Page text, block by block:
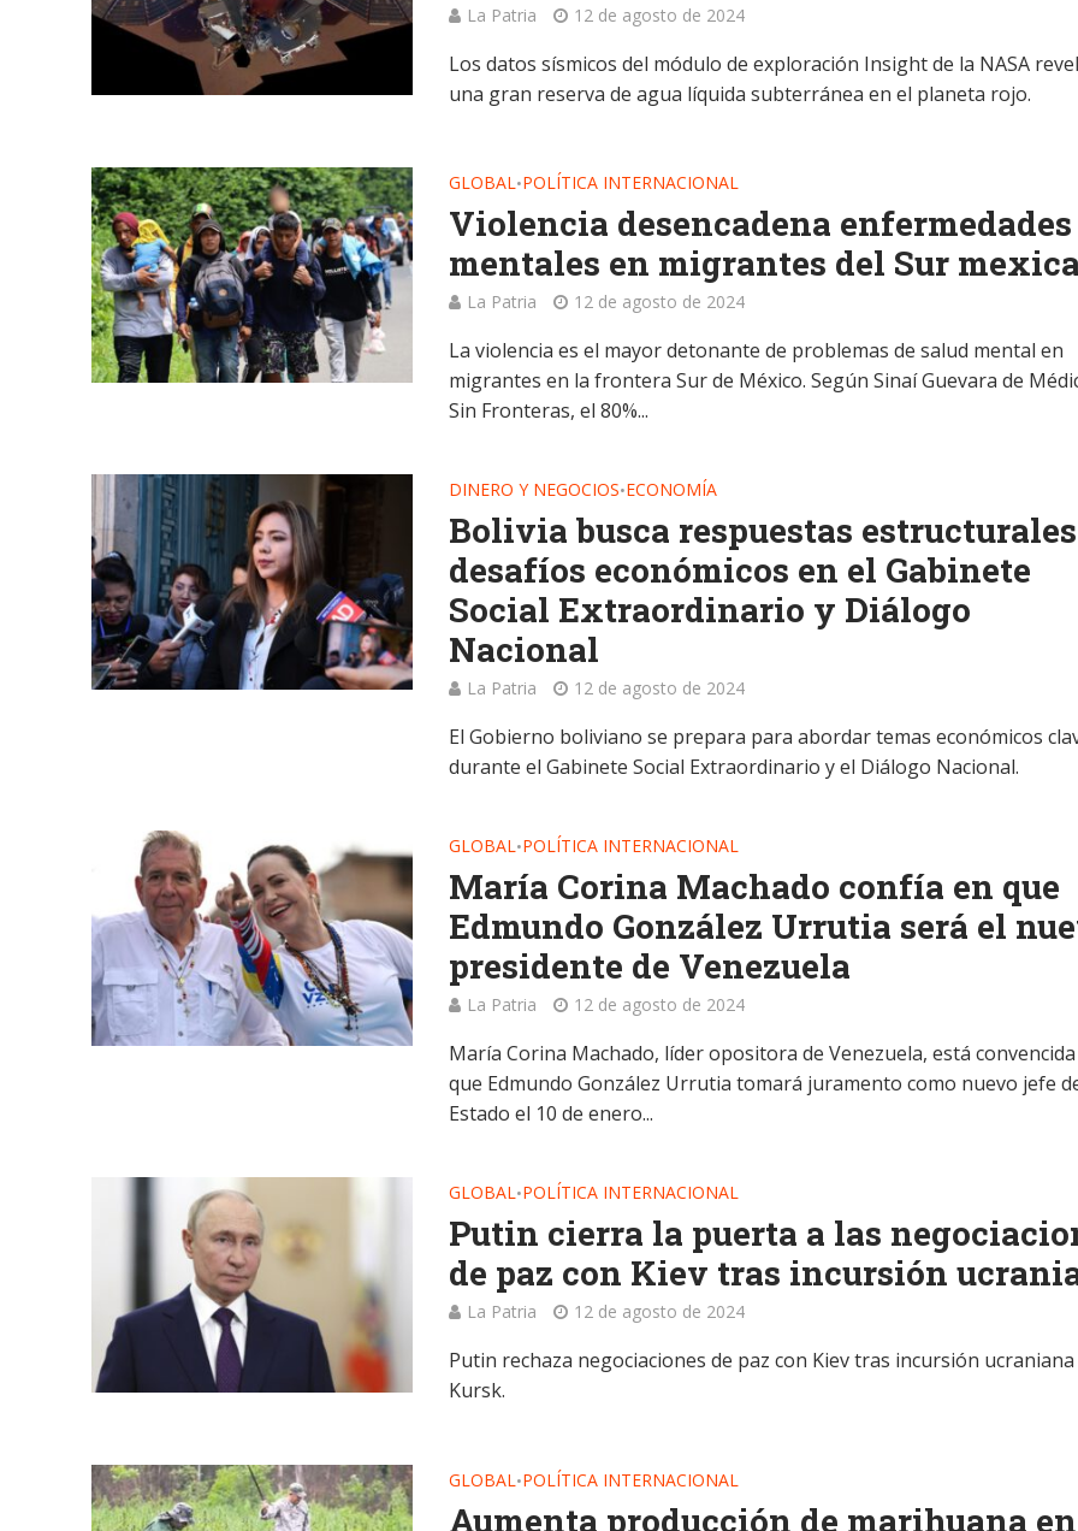
La Patria 12 de agosto de 2024
Los datos sísmicos del módulo de exploración Insight de la NASA
una gran reserva de agua líquida subterránea en el planeta rojo.
GLOBAL•POLÍTICA INTERNACIONAL
Violencia desencadena enfermedades
mentales en migrantes del Sur
La Patria 12 de agosto de 2024
La violencia es el mayor detonante de problemas de salud mental en
migrantes en la frontera Sur de México. Según Sinaí Guevara de
Sin Fronteras, el 80%...
DINERO Y NEGOCIOS•ECONOMÍA
Bolivia busca respuestas
desafíos económicos en el Gabinete
Social Extraordinario y Diálogo
Nacional
La Patria 12 de agosto de 2024
El Gobierno boliviano se prepara para abordar temas económicos
durante el Gabinete Social Extraordinario y el Diálogo Nacional.
GLOBAL•POLÍTICA INTERNACIONAL
María Corina Machado confía en que
Edmundo González Urrutia será el
presidente de Venezuela
La Patria 12 de agosto de 2024
María Corina Machado, líder opositora de Venezuela, está convencida
que Edmundo González Urrutia tomará juramento como nuevo jefe
Estado el 10 de enero...
GLOBAL•POLÍTICA INTERNACIONAL
Putin cierra la puerta a las
de paz con Kiev tras incursión
La Patria 12 de agosto de 2024
Putin rechaza negociaciones de paz con Kiev tras incursión ucraniana
Kursk.
GLOBAL•POLÍTICA INTERNACIONAL
Aumenta producción de marihuana en